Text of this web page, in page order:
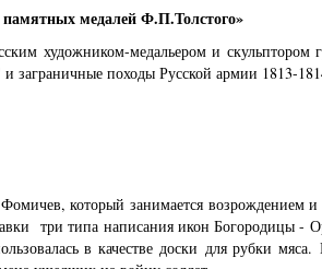
медалей Ф.П.Толстого»
художником-медальером и
заграничные походы Русской армии 1813-
который занимается
три типа написания икон Богородицы
в качестве доски для рубки